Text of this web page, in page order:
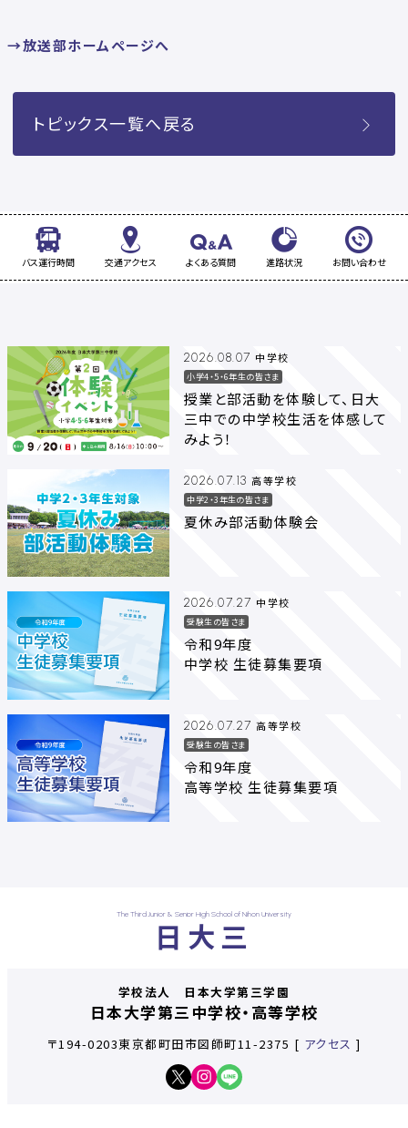
→放送部ホームページへ
トピックス一覧へ戻る
バス運行時間 交通アクセス よくある質問 進路状況 お問い合わせ
2026.08.07 中学校
小学4・5・6年生の皆さま
授業と部活動を体験して、日大
三中での中学校生活を体感して
みよう！
2026.07.13 高等学校
中学2・3年生の皆さま
夏休み部活動体験会
2026.07.27 中学校
受験生の皆さま
令和9年度
中学校 生徒募集要項
2026.07.27 高等学校
受験生の皆さま
令和9年度
高等学校 生徒募集要項
The Third Junior & Senior High School of Nihon University
日大三
学校法人 日本大学第三学園
日本大学第三中学校・高等学校
〒194-0203東京都町田市図師町11-2375 [ アクセス ]